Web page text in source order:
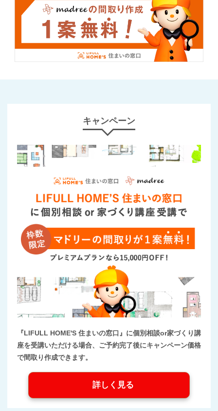
キャンペーン
『LIFULL HOME'S 住まいの窓口』に個別相談or家づくり講
座を受講いただける場合、ご予約完了後にキャンペーン価格
で間取り作成できます。
詳しく見る